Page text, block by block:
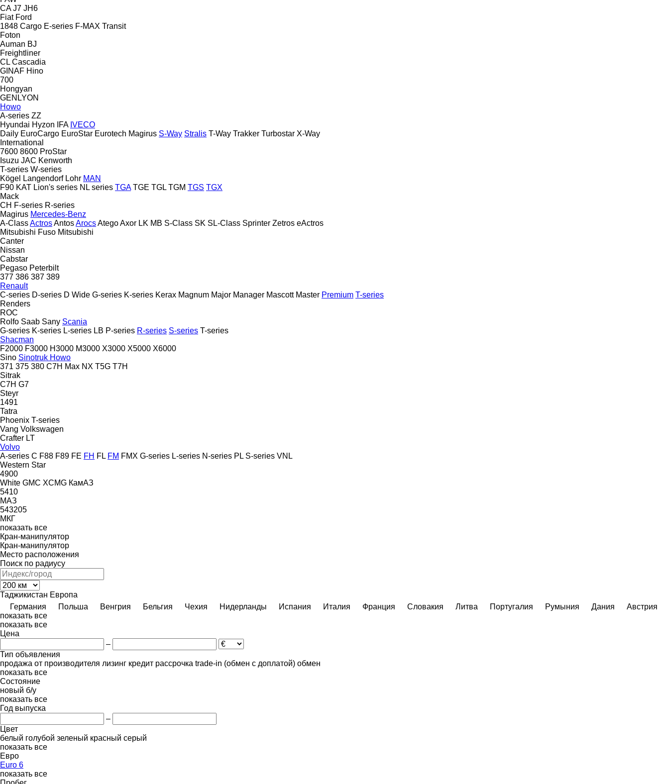
CA J7 JH6
Fiat Ford
1848 Cargo E-series F-MAX Transit
Foton
Auman BJ
Freightliner
CL Cascadia
GINAF Hino
700
Hongyan
GENLYON
Howo
A-series ZZ
Hyundai Hyzon IFA IVECO
Daily EuroCargo EuroStar Eurotech Magirus S-Way Stralis T-Way Trakker Turbostar X-Way
International
7600 8600 ProStar
Isuzu JAC Kenworth
T-series W-series
Kögel
Langendorf Lohr MAN
F90 KAT Lion's series NL series TGA TGE TGL TGM TGS TGX
Mack
CH F-series R-series
Magirus Mercedes-Benz
A-ClassActrosAntosArocsAtegoAxor LK MB S-Class SK SL-Class Sprinter Zetros eActros
Mitsubishi Fuso Mitsubishi
Canter
Nissan
Cabstar
Pegaso Peterbilt
377 386 387 389
Renault
C-series D-series D Wide G-series K-series Kerax Magnum Major Manager Mascott Master Premium T-series
Renders
ROC
Rolfo Saab Sany Scania
G-series K-series L-series LB P-series R-series S-series T-series
Shacman
F2000 F3000 H3000 M3000 X3000 X5000 X6000
Sino Sinotruk Howo
371 375 380 C7H Max NX T5G T7H
Sitrak
C7H G7
Steyr
1491
Tatra
Phoenix T-series
Vang Volkswagen
Crafter LT
Volvo
A-series C F88 F89 FE FH FL FM FMX G-series L-series N-series PL S-series VNL
Western Star
4900
White GMC XCMG КамАЗ
5410
МАЗ
543205
МКГ
показать все
Кран-манипулятор
Кран-манипулятор
Место расположения
Поиск по радиусу
Таджикистан Европа
Германия
Польша Венгрия Бельгия Чехия Нидерланды Испания Италия Франция Словакия Литва Португалия Румыния Дания
Австрия
показать все
показать все
Цена
–
Тип объявления
продажа от производителя лизинг кредит рассрочка trade-in (обмен с доплатой) обмен
показать все
Состояние
новый б/у
показать все
Год выпуска
–
Цвет
белый голубой зеленый красный серый
показать все
Евро
Euro 6
показать все